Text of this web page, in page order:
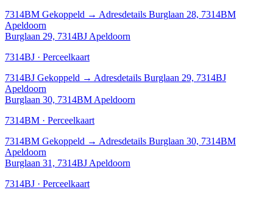
7314BM Gekoppeld → Adresdetails Burglaan 28, 7314BM
Apeldoorn
Burglaan 29, 7314BJ Apeldoorn
7314BJ · Perceelkaart
7314BJ Gekoppeld → Adresdetails Burglaan 29, 7314BJ
Apeldoorn
Burglaan 30, 7314BM Apeldoorn
7314BM · Perceelkaart
7314BM Gekoppeld → Adresdetails Burglaan 30, 7314BM
Apeldoorn
Burglaan 31, 7314BJ Apeldoorn
7314BJ · Perceelkaart